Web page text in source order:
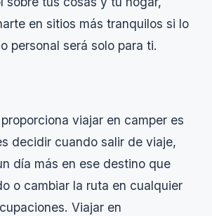
en sitios más tranquilos si lo
personal será solo para ti.
viajar en camper es
decidir cuando salir de viaje,
día más en ese destino que
o cambiar la ruta en cualquier
Viajar en